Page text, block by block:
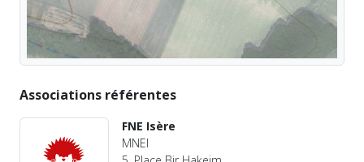
Associations référentes
FNE Isère
MNEI